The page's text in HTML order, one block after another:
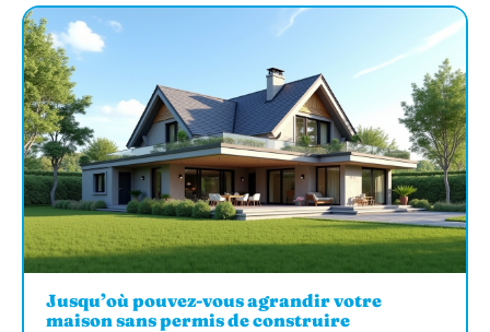
Jusqu’où pouvez-vous agrandir votre
maison sans permis de construire